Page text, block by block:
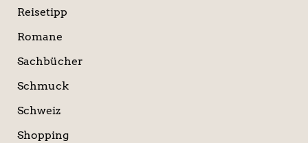
Reisetipp
Romane
Sachbücher
Schmuck
Schweiz
Shopping